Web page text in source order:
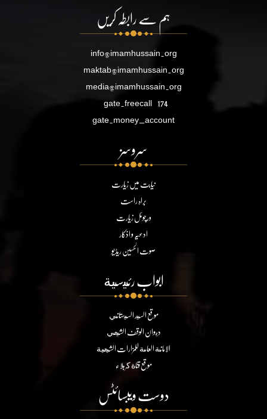
ہم سے رابطہ کریں
info@imamhussain.org
maktab@imamhussain.org
media@imamhussain.org
gate.freecall 174
gate.money_account
سروسز
نیابت میں زیارت
براہ راست
ورچوئل زیارت
ادعیہ و اذکار
صوت الحسین ریڈیو
ابواب رئيسية
موقع السيد السيستاني
ديوان الوقف الشيعي
الامانة العامة للمزارات الشيعية
موقع قناة كربلاء
دوست ویبسائٹس